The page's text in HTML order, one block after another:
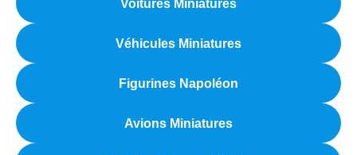
Voitures Miniatures
Véhicules Miniatures
Figurines Napoléon
Avions Miniatures